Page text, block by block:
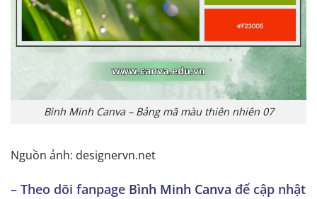
Bình Minh Canva – Bảng mã màu thiên nhiên 07
Nguồn ảnh: designervn.net
– Theo dõi fanpage Bình Minh Canva để cập nhật